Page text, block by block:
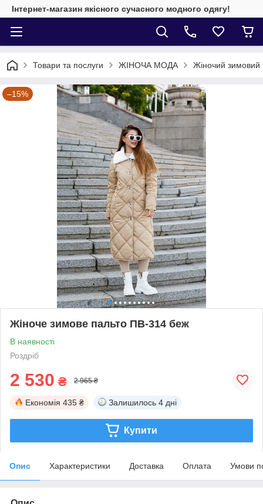
Інтернет-магазин якісного сучасного модного одягу!
Товари та послуги ЖІНОЧА МОДА Жіночий зимовий
–15%
Жіноче зимове пальто ПВ-314 беж
В наявності
Роздріб
2 530 ₴ 2 965 ₴
Економія 435 ₴ Залишилось 4 дні
Купити
Опис Характеристики Доставка Оплата Умови